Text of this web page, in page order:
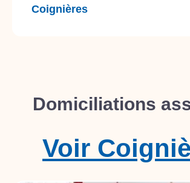
Coignières
Domiciliations
Voir